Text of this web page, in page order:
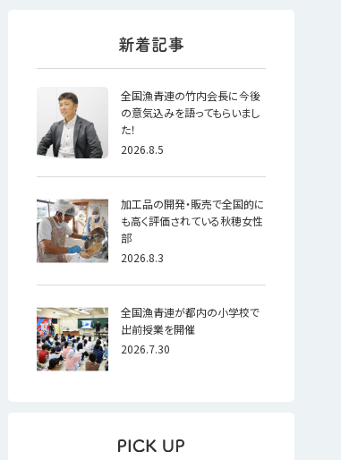
全国漁青連の竹内会長に今後
の意気込みを語ってもらいまし
た！
2026.8.5
加工品の開発・販売で全国的に
も高く評価されている秋穂女性
部
2026.8.3
全国漁青連が都内の小学校で
出前授業を開催
2026.7.30